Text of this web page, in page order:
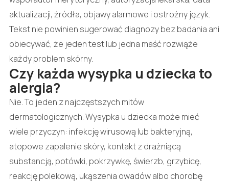
aktualizacji, źródła, objawy alarmowe i ostrożny język.
Tekst nie powinien sugerować diagnozy bez badania ani
obiecywać, że jeden test lub jedna maść rozwiąże
każdy problem skórny.
Czy każda wysypka u dziecka to
alergia?
Nie. To jeden z najczęstszych mitów
dermatologicznych. Wysypka u dziecka może mieć
wiele przyczyn: infekcję wirusową lub bakteryjną,
atopowe zapalenie skóry, kontakt z drażniącą
substancją, potówki, pokrzywkę, świerzb, grzybicę,
reakcję polekową, ukąszenia owadów albo chorobę